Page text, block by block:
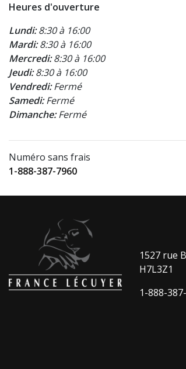
Heures d'ouverture
Lundi:8:30 à 16:00
Mardi:8:30 à 16:00
Mercredi:8:30 à 16:00
Jeudi:8:30 à 16:00
Vendredi:Fermé
Samedi:Fermé
Dimanche:Fermé
Numéro sans frais
1-888-387-7960
1527 rue
H7L3Z1
1-888-